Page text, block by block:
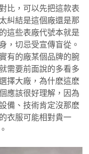
比，可以先把這款表
糾結是這個廠還是那
這些表廠代號本就是
，切忌受宣傳盲從。
有的廠某個品牌的腕
需要前面說的多看多
擇大廠，為什麽這麽
應該很好理解，因為
備、技術肯定沒那麽
衣服可能相對貴一